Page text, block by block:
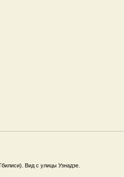
Вид с улицы Узнадзе.